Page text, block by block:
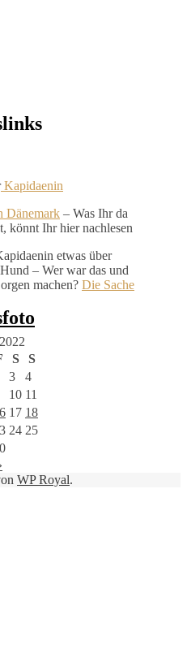
Kapidaenin
Dänemark – Was Ihr da
könnt Ihr hier nachlesen
etwas über
– Wer war das und
machen? Die Sache
S
S
3
4
10 11
17 18
24 25
WP Royal.